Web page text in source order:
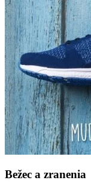
Bežec a zranenia